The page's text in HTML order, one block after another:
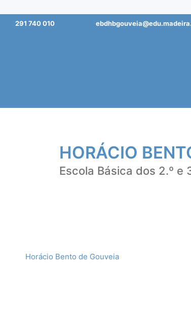
Saltar291 740 010
HORÁCIO
Escola Básica dos 2.º e
Horácio Bento de Gouveia